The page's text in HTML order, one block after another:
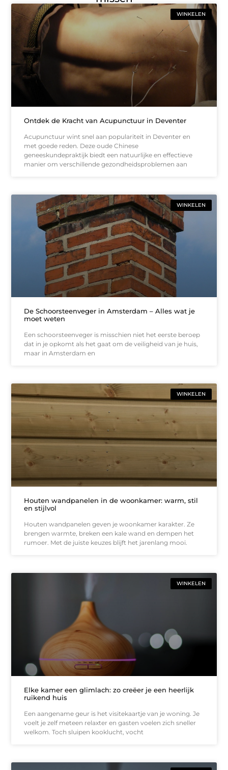
WINKELEN
Ontdek de Kracht van Acupunctuur in Deventer
Acupunctuur wint snel aan populariteit in Deventer en
met goede reden. Deze oude Chinese
geneeskundepraktijk biedt een natuurlijke en effectieve
manier om verschillende gezondheidsproblemen aan
WINKELEN
De Schoorsteenveger in Amsterdam – Alles wat je
moet weten
Een schoorsteenveger is misschien niet het eerste beroep
dat in je opkomt als het gaat om de veiligheid van je huis,
maar in Amsterdam en
WINKELEN
Houten wandpanelen in de woonkamer: warm, stil
en stijlvol
Houten wandpanelen geven je woonkamer karakter. Ze
brengen warmte, breken een kale wand en dempen het
rumoer. Met de juiste keuzes blijft het jarenlang mooi.
WINKELEN
Elke kamer een glimlach: zo creëer je een heerlijk
ruikend huis
Een aangename geur is het visitekaartje van je woning. Je
voelt je zelf meteen relaxter en gasten voelen zich sneller
welkom. Toch sluipen kooklucht, vocht